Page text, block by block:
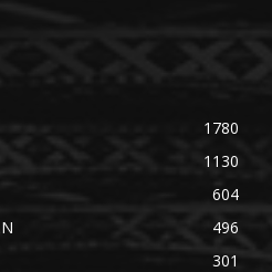
1780
1130
604
496
301